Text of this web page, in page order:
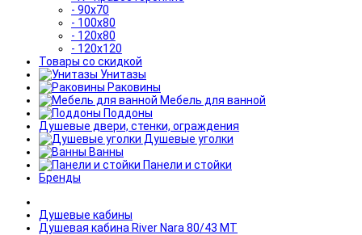
- 90x70
- 100x80
- 120x80
- 120x120
Товары со скидкой
Унитазы
Раковины
Мебель для ванной
Поддоны
Душевые двери, стенки, ограждения
Душевые уголки
Ванны
Панели и стойки
Бренды
Душевые кабины
Душевая кабина River Nara 80/43 МТ